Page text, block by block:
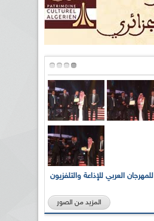
بالصور... الدورة الـ21 للمهرجان العربي للإذاعة والتلفزيون
المزيد من الصور